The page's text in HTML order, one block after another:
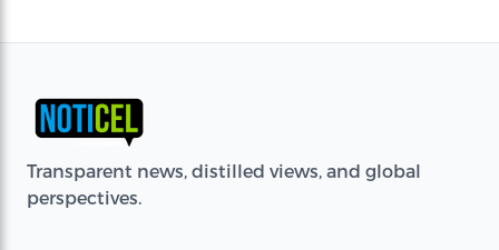
Transparent news, distilled views, and global
perspectives.